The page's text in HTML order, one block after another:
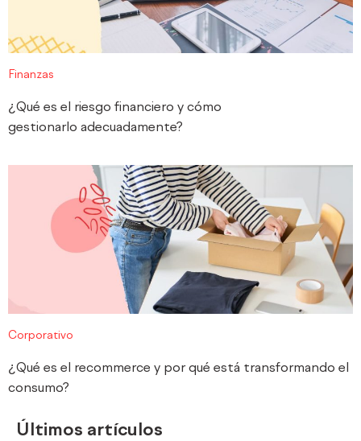
Finanzas
¿Qué es el riesgo financiero y cómo
gestionarlo adecuadamente?
Corporativo
¿Qué es el recommerce y por qué está transformando el
consumo?
Últimos artículos